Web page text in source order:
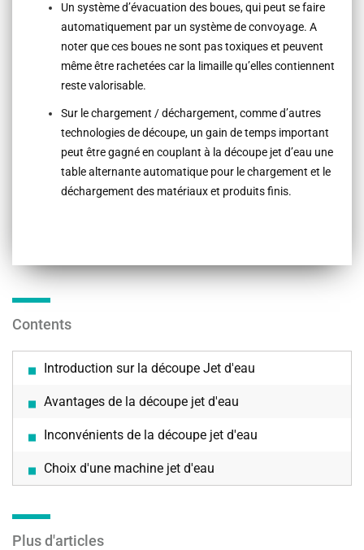
Un système d’évacuation des boues, qui peut se faire
automatiquement par un système de convoyage. A
noter que ces boues ne sont pas toxiques et peuvent
même être rachetées car la limaille qu’elles contiennent
reste valorisable.
Sur le chargement / déchargement, comme d’autres
technologies de découpe, un gain de temps important
peut être gagné en couplant à la découpe jet d’eau une
table alternante automatique pour le chargement et le
déchargement des matériaux et produits finis.
Contents
Introduction sur la découpe Jet d'eau
Avantages de la découpe jet d'eau
Inconvénients de la découpe jet d'eau
Choix d'une machine jet d'eau
Plus d'articles